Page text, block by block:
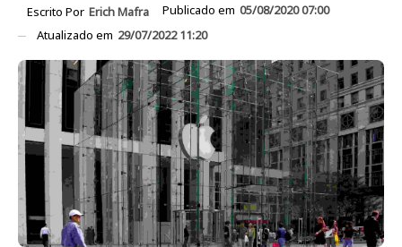
Escrito Por Erich Mafra Publicado em 05/08/2020 07:00
Atualizado em 29/07/2022 11:20